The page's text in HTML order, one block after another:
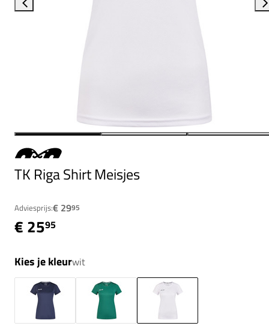
TK Riga Shirt Meisjes
Adviesprijs:€ 2995
€ 2595
Kies je kleurwit